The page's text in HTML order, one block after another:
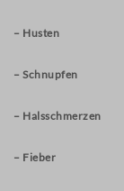
– Husten
– Schnupfen
– Halsschmerzen
– Fieber